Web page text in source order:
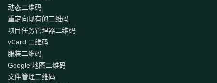
动态二维码
重定向现有的二维码
项目任务管理器二维码
vCard 二维码
服装二维码
Google 地图二维码
文件管理二维码